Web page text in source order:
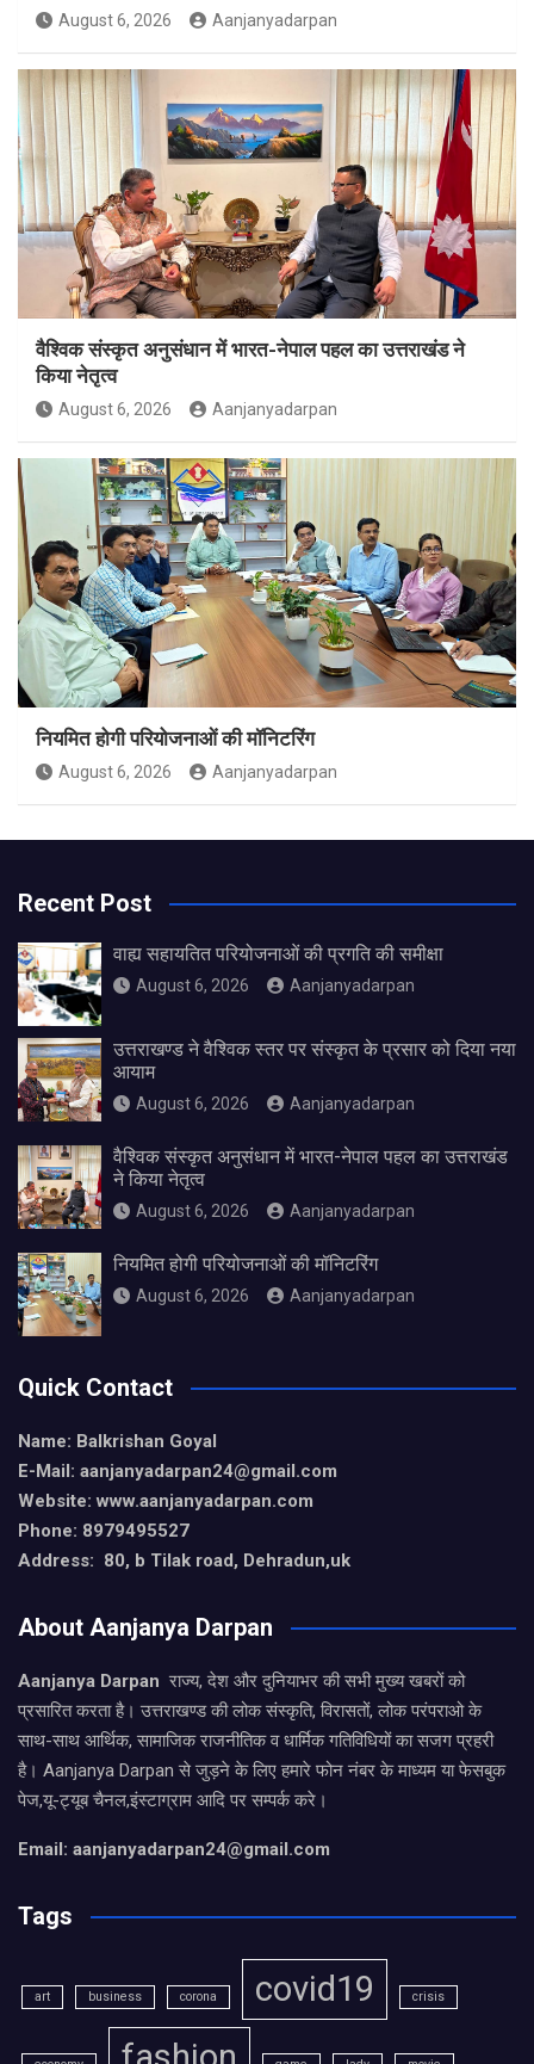
August 6, 2026 Aanjanyadarpan
वैश्विक संस्कृत अनुसंधान में भारत-नेपाल पहल का उत्तराखंड ने
किया नेतृत्व
August 6, 2026 Aanjanyadarpan
नियमित होगी परियोजनाओं की मॉनिटरिंग
August 6, 2026 Aanjanyadarpan
Recent Post
वाह्य सहायतित परियोजनाओं की प्रगति की समीक्षा
August 6, 2026 Aanjanyadarpan
उत्तराखण्ड ने वैश्विक स्तर पर संस्कृत के प्रसार को दिया नया
आयाम
August 6, 2026 Aanjanyadarpan
वैश्विक संस्कृत अनुसंधान में भारत-नेपाल पहल का उत्तराखंड
ने किया नेतृत्व
August 6, 2026 Aanjanyadarpan
नियमित होगी परियोजनाओं की मॉनिटरिंग
August 6, 2026 Aanjanyadarpan
Quick Contact
Name: Balkrishan Goyal
E-Mail: aanjanyadarpan24@gmail.com
Website: www.aanjanyadarpan.com
Phone: 8979495527
Address: 80, b Tilak road, Dehradun,uk
About Aanjanya Darpan
Aanjanya Darpan राज्य, देश और दुनियाभर की सभी मुख्य खबरों को
प्रसारित करता है। उत्तराखण्ड की लोक संस्कृति, विरासतों, लोक परंपराओ के
साथ-साथ आर्थिक, सामाजिक राजनीतिक व धार्मिक गतिविधियों का सजग प्रहरी
है। Aanjanya Darpan से जुड़ने के लिए हमारे फोन नंबर के माध्यम या फेसबुक
पेज,यू-ट्यूब चैनल,इंस्टाग्राम आदि पर सम्पर्क करे।
Email: aanjanyadarpan24@gmail.com
Tags
art business corona covid19 crisis